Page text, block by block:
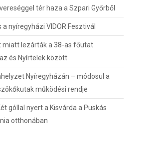
tér haza a Szpari Győrből
a nyíregyházi VIDOR Fesztivál
miatt lezárták a 38-as főutat
és Nyírtelek között
Nyíregyházán – módosul a
működési rendje
góllal nyert a Kisvárda a Puskás
otthonában